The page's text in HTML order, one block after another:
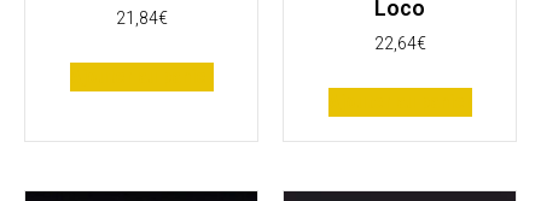
21,84€
Loco
22,64€